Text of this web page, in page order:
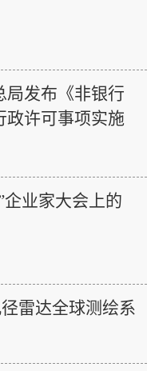
局发布《非银行
政许可事项实施
企业家大会上的
雷达全球测绘系